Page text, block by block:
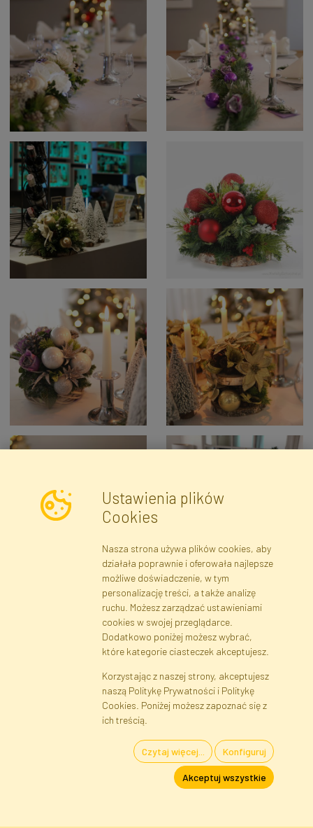
Ustawienia plików
Cookies
Nasza strona używa plików cookies, aby
działała poprawnie i oferowała najlepsze
możliwe doświadczenie, w tym
personalizację treści, a także analizę
ruchu. Możesz zarządzać ustawieniami
cookies w swojej przeglądarce.
Dodatkowo poniżej możesz wybrać,
które kategorie ciasteczek akceptujesz.
Korzystając z naszej strony, akceptujesz
naszą Politykę Prywatności i Politykę
Cookies. Poniżej możesz zapoznać się z
ich treścią.
Czytaj więcej... Konfiguruj
Akceptuj wszystkie